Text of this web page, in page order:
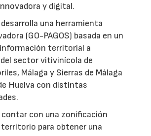
y digital.
una herramienta
(GO-PAGOS) basada en un
territorial a
sector vitivinícola de
Málaga y Sierras de Málaga
Huelva con distintas
contar con una zonificación
para obtener una